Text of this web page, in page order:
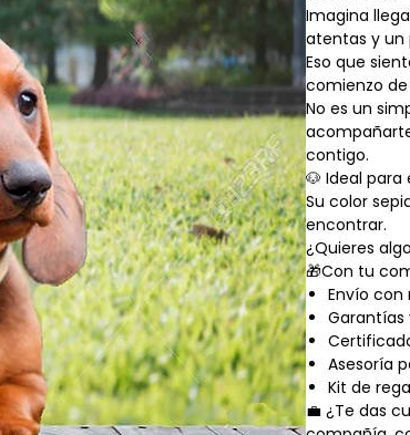
Imagina
atentas y un
Eso que
comienzo
No es un
contigo.
🐶 Ideal
Su color
encontrar.
¿Quieres
🎁Con tu
Envío
Asesoría
Kit de
💼 ¿Te das